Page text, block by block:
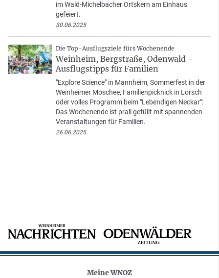
im Wald-Michelbacher Ortskern am Einhaus
gefeiert.
30.06.2025
Die Top-Ausflugsziele fürs Wochenende
Weinheim, Bergstraße, Odenwald -
Ausflugstipps für Familien
"Explore Science" in Mannheim, Sommerfest in der
Weinheimer Moschee, Familienpicknick in Lorsch
oder volles Programm beim "Lebendigen Neckar":
Das Wochenende ist prall gefüllt mit spannenden
Veranstaltungen für Familien.
26.06.2025
Meine WNOZ